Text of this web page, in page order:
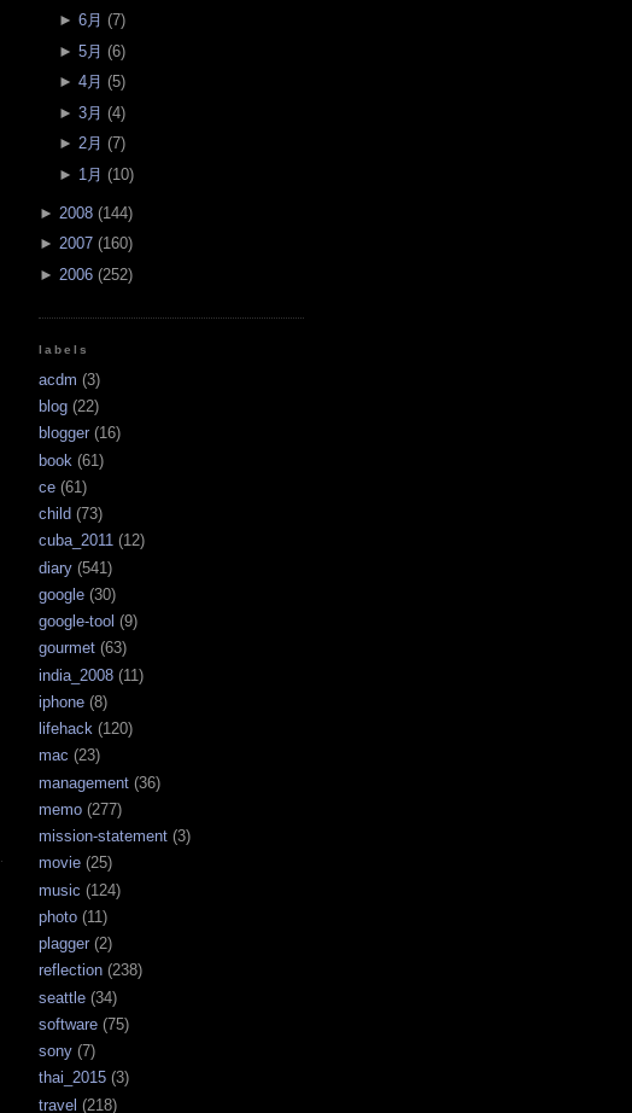
► 6月 (7)
► 5月 (6)
► 4月 (5)
► 3月 (4)
► 2月 (7)
► 1月 (10)
► 2008 (144)
► 2007 (160)
► 2006 (252)
labels
acdm (3)
blog (22)
blogger (16)
book (61)
ce (61)
child (73)
cuba_2011 (12)
diary (541)
google (30)
google-tool (9)
gourmet (63)
india_2008 (11)
iphone (8)
lifehack (120)
mac (23)
management (36)
memo (277)
mission-statement (3)
movie (25)
music (124)
photo (11)
plagger (2)
reflection (238)
seattle (34)
software (75)
sony (7)
thai_2015 (3)
travel (218)